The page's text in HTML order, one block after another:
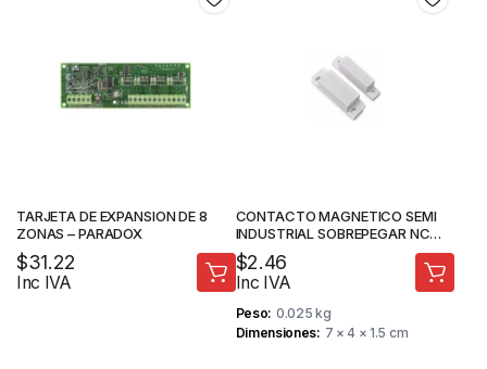
TARJETA DE EXPANSION DE 8
ZONAS – PARADOX
$31.22
Inc IVA
CONTACTO MAGNETICO SEMI
INDUSTRIAL SOBREPEGAR NC
5/8″ – STV
$2.46
Inc IVA
Peso 0.025 kg
Dimensiones
7 × 4 × 1.5 cm